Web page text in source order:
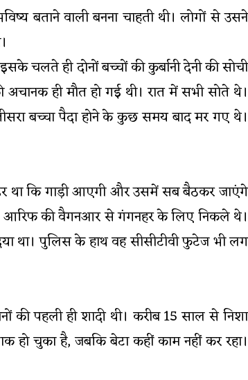
बताने वाली बनना चाहती थी। लोगों से उसने
चलते ही दोनों बच्चों की कुर्बानी देनी की सोची
ही मौत हो गई थी। रात में सभी सोते थे।
बच्चा पैदा होने के कुछ समय बाद मर गए थे।
था कि गाड़ी आएगी और उसमें सब बैठकर जाएंगे
आरिफ की वैगनआर से गंगनहर के लिए निकले थे।
था। पुलिस के हाथ वह सीसीटीवी फुटेज भी लग
की पहली ही शादी थी। करीब 15 साल से निशा
हो चुका है, जबकि बेटा कहीं काम नहीं कर रहा।